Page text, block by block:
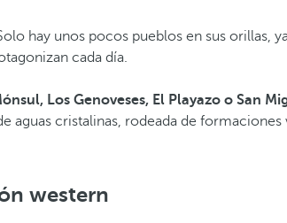
hay unos pocos pueblos en sus orillas,
cada día.
Los Genoveses, El Playazo o San
aguas cristalinas, rodeada de
western